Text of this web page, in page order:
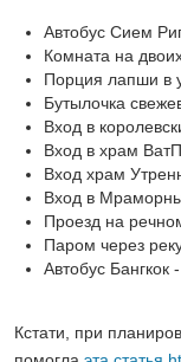
Автобус Сием
Комната на
Порция лапши в
Бутылочка
Вход в
Вход в храм
Вход храм
Вход в
Проезд на
Паром через
Автобус Бангкок
Кстати, при